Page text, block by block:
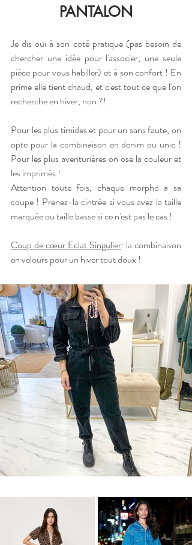
PANTALON
Je dis oui à son coté pratique (pas besoin de
chercher une idée pour l'associer, une seule
pièce pour vous habiller) et à son confort ! En
prime elle tient chaud, et c'est tout ce que l'on
recherche en hiver, non ?!
Pour les plus timides et pour un sans faute, on
opte pour la combinaison en denim ou unie !
Pour les plus aventurières on ose la couleur et
les imprimés !
Attention toute fois, chaque morpho a sa
coupe ! Prenez-la cintrée si vous avez la taille
marquée ou taille basse si ce n'est pas le cas !
Coup de cœur Eclat Singulier: la combinaison
en velours pour un hiver tout doux !